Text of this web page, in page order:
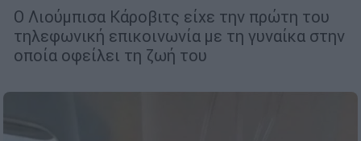
Ο Λιούμπισα Κάροβιτς είχε την πρώτη του
τηλεφωνική επικοινωνία με τη γυναίκα στην
οποία οφείλει τη ζωή του